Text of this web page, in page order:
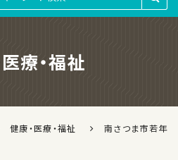
療・福祉
健康・医療・福祉
南さつま市若年